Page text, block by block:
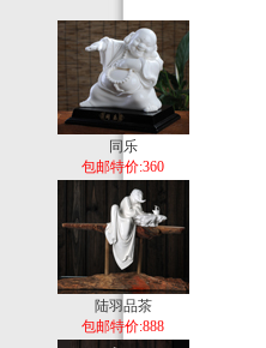
同乐
包邮特价:360
陆羽品茶
包邮特价:888